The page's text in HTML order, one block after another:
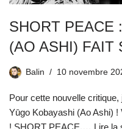
SHORT PEACE
(AO ASHI) FAIT
Balin 10 novembre
Pour cette nouvelle
Yūgo Kobayashi (Ao Ashi)
! SHORT PEACE,… Lire la